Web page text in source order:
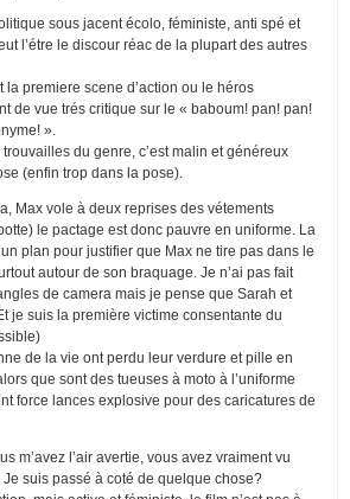
sous jacent écolo, féministe, anti spé et
l’étre le discour réac de la plupart des autres
la premiere scene d’action ou le héros
de vue trés critique sur le « baboum! pan! pan!
».
trouvailles du genre, c’est malin et généreux
(enfin trop dans la pose).
Max vole à deux reprises des vétements
le pactage est donc pauvre en uniforme. La
plan pour justifier que Max ne tire pas dans le
autour de son braquage. Je n’ai pas fait
de camera mais je pense que Sarah et
je suis la première victime consentante du
de la vie ont perdu leur verdure et pille en
que sont des tueuses à moto à l’uniforme
force lances explosive pour des caricatures de
m’avez l’air avertie, vous avez vraiment vu
suis passé à coté de quelque chose?